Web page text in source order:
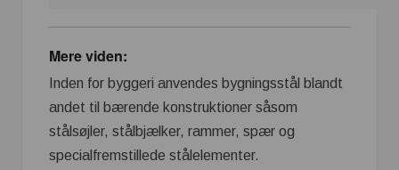
Mere viden:
Inden for byggeri anvendes bygningsstål blandt
andet til bærende konstruktioner såsom
stålsøjler, stålbjælker, rammer, spær og
specialfremstillede stålelementer.